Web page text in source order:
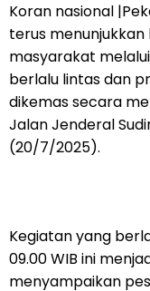
Koran nasional
terus
masyarakat
berlalu lintas dan
dikemas secara
Jalan Jenderal
(20/7/2025).
Kegiatan yang
09.00 WIB ini
menyampaikan